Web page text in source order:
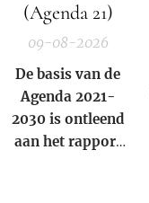
(Agenda 21)
09-08-2026
De basis van de
Agenda 2021-
2030 is ontleend
aan het rapport